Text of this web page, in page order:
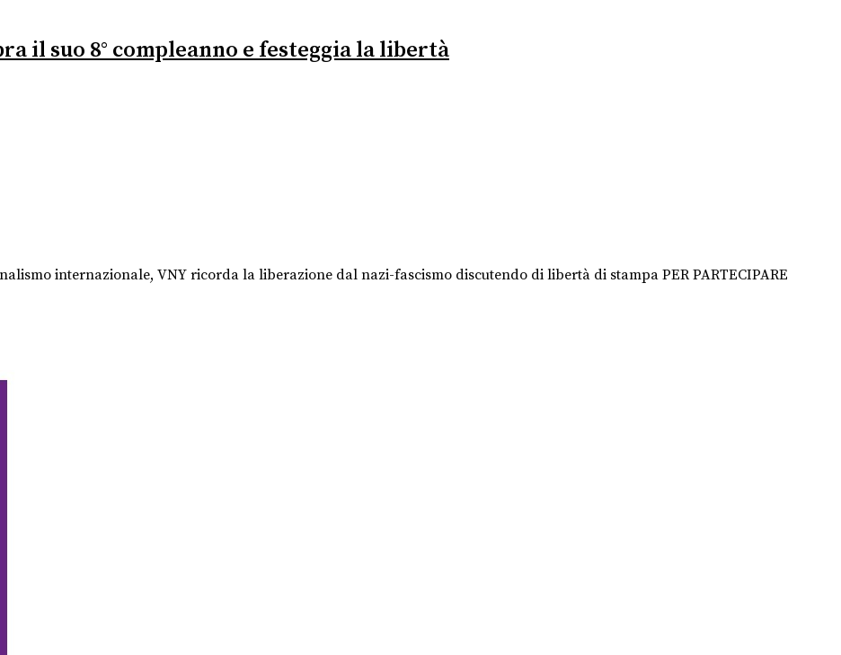
il suo 8° compleanno e festeggia la libertà
internazionale, VNY ricorda la liberazione dal nazi-fascismo discutendo di libertà di stampa PER PARTECIPARE